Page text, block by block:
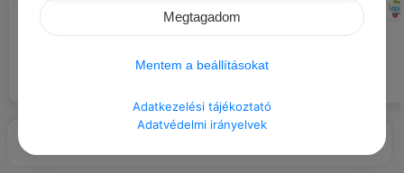
#NAPI TIPP
segítségével, hogy jobban
CHATGPT
Mindig zárd le az e-mailjeidet
Megtagadom
Mentem a beállításokat
Adatkezelési tájékoztató
Adatvédelmi irányelvek